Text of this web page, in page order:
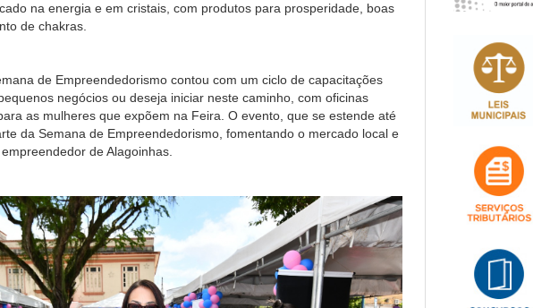
na energia e em cristais, com produtos para prosperidade, boas
de chakras.
de Empreendedorismo contou com um ciclo de capacitações
negócios ou deseja iniciar neste caminho, com oficinas
as mulheres que expõem na Feira. O evento, que se estende até
da Semana de Empreendedorismo, fomentando o mercado local e
de Alagoinhas.